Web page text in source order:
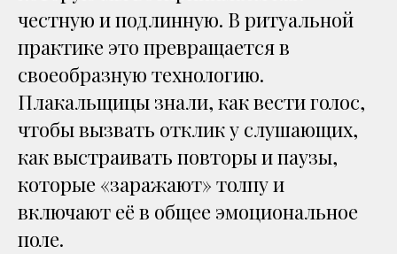
честную и подлинную. В ритуальной
практике это превращается в
своеобразную технологию.
Плакальщицы знали, как вести голос,
чтобы вызвать отклик у слушающих,
как выстраивать повторы и паузы,
которые «заражают» толпу и
включают её в общее эмоциональное
поле.